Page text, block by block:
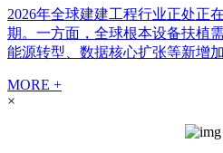
2026年全球建建工程行业正处正
期。一方面，全球根本设备扶植
能源转型、数据核心扩张等新增
MORE +
×